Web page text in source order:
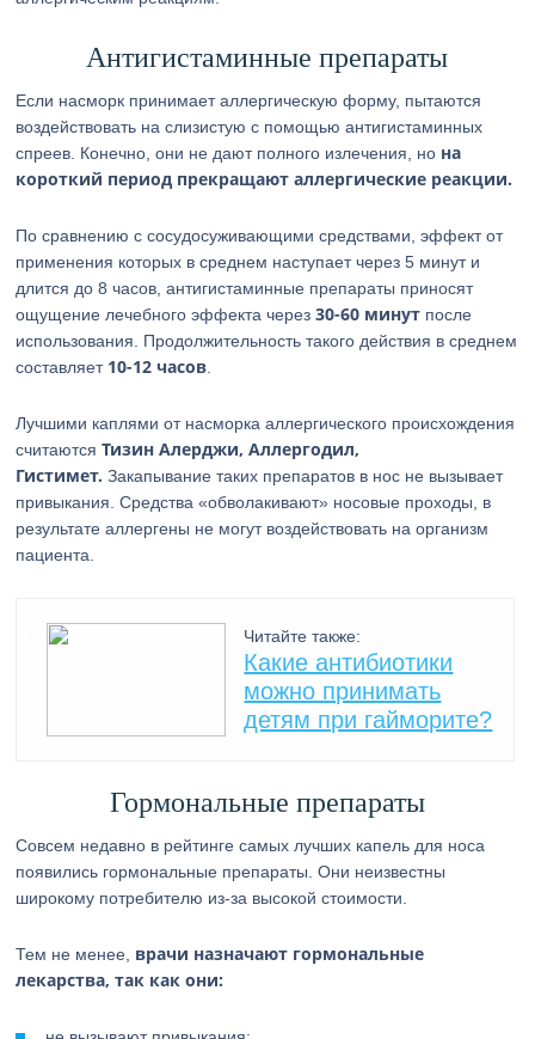
Антигистаминные препараты
Если насморк принимает аллергическую форму, пытаются
воздействовать на слизистую с помощью антигистаминных
спреев. Конечно, они не дают полного излечения, но на
короткий период прекращают аллергические реакции.
По сравнению с сосудосуживающими средствами, эффект от
применения которых в среднем наступает через 5 минут и
длится до 8 часов, антигистаминные препараты приносят
ощущение лечебного эффекта через30-60 минут после
использования. Продолжительность такого действия в среднем
составляет 10-12 часов
Лучшими каплями от насморка аллергического происхождения
считаются Тизин Алерджи, Аллергодил,
Гистимет.Закапывание таких препаратов в нос не вызывает
привыкания. Средства «обволакивают» носовые проходы, в
результате аллергены не могут воздействовать на организм
пациента.
Читайте также:
Какие антибиотики
можно принимать
детям при гайморите?
Гормональные препараты
Совсем недавно в рейтинге самых лучших капель для носа
появились гормональные препараты. Они неизвестны
широкому потребителю из-за высокой стоимости.
Тем не менее, врачи назначают гормональные
лекарства, так как они: